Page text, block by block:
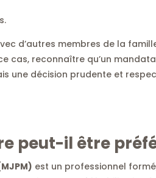
d’autres membres de la
cas, reconnaître qu’un
une décision prudente et
peut-il être
est un professionnel